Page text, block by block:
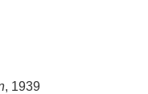
, 1939